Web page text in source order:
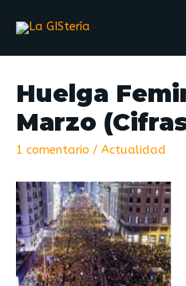
Huelga
Marzo
1 comentario / Actualidad